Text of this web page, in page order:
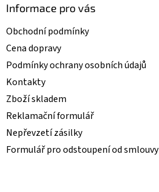
Informace pro vás
Obchodní podmínky
Cena dopravy
Podmínky ochrany osobních údajů
Kontakty
Zboží skladem
Reklamační formulář
Nepřevzetí zásilky
Formulář pro odstoupení od smlouvy